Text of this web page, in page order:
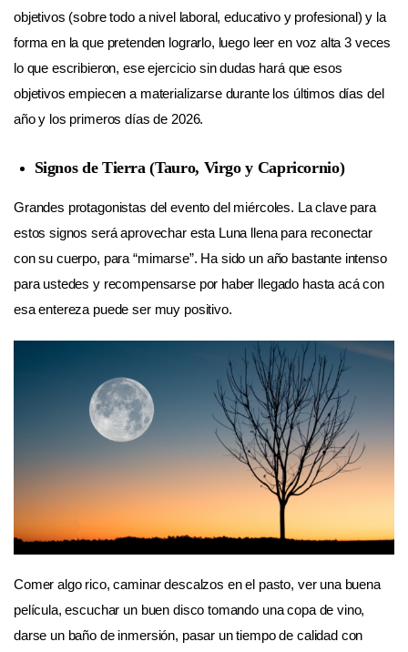
objetivos (sobre todo a nivel laboral, educativo y profesional) y la
forma en la que pretenden lograrlo, luego leer en voz alta 3 veces
lo que escribieron, ese ejercicio sin dudas hará que esos
objetivos empiecen a materializarse durante los últimos días del
año y los primeros días de 2026.
Signos de Tierra (Tauro, Virgo y Capricornio)
Grandes protagonistas del evento del miércoles. La clave para
estos signos será aprovechar esta Luna llena para reconectar
con su cuerpo, para “mimarse”. Ha sido un año bastante intenso
para ustedes y recompensarse por haber llegado hasta acá con
esa entereza puede ser muy positivo.
Comer algo rico, caminar descalzos en el pasto, ver una buena
película, escuchar un buen disco tomando una copa de vino,
darse un baño de inmersión, pasar un tiempo de calidad con